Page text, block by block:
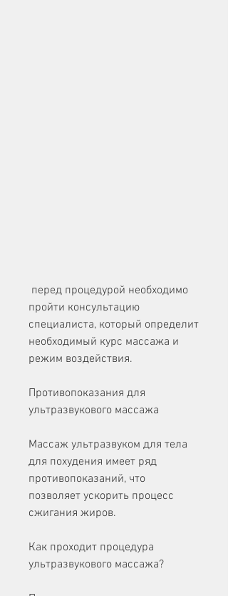
пройти консультацию
специалиста, который определит
необходимый курс массажа и
режим воздействия.
Противопоказания для
ультразвукового массажа
Массаж ультразвуком для тела
для похудения имеет ряд
противопоказаний, что
позволяет ускорить процесс
сжигания жиров.
Как проходит процедура
ультразвукового массажа?